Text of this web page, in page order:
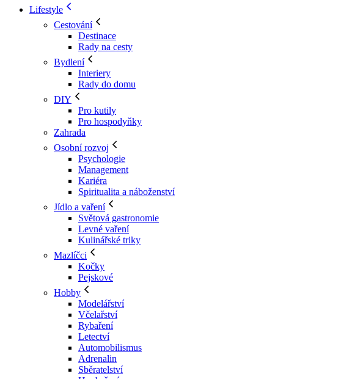
Lifestyle
Cestování
Destinace
Rady na cesty
Bydlení
Interiery
Rady do domu
DIY
Pro kutily
Pro hospodyňky
Zahrada
Osobní rozvoj
Psychologie
Management
Kariéra
Spiritualita a náboženství
Jídlo a vaření
Světová gastronomie
Levné vaření
Kulinářské triky
Mazlíčci
Kočky
Pejskové
Hobby
Modelářství
Včelařství
Rybaření
Letectví
Automobilismus
Adrenalin
Sběratelství